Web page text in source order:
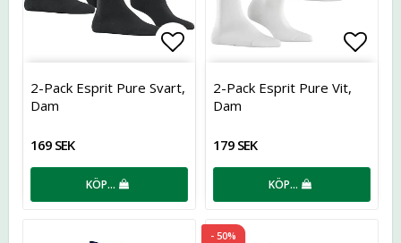
Lägg till i favoritlistan
2-Pack Esprit Pure Svart,
Dam
169 SEK
KÖP…
2-Pack Esprit Pure Vit,
Dam
179 SEK
KÖP…
- 50%